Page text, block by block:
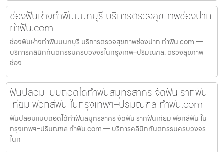
ช่องฟันห่างทำฟันนนทบุรี บริการตรวจสุขภาพช่องปาก
ทำฟัน.com
ช่องฟันห่างทำฟันนนทบุรี บริการตรวจสุขภาพช่องปาก ทำฟัน.com —
บริการคลินิกทันตกรรมครบวงจรในกรุงเทพ–ปริมณฑล: ตรวจสุขภาพ
ช่อง
ฟันปลอมแบบถอดได้ทำฟันสมุทรสาคร จัดฟัน รากฟัน
เทียม ฟอกสีฟัน ในกรุงเทพฯ–ปริมณฑล ทำฟัน.com
ฟันปลอมแบบถอดได้ทำฟันสมุทรสาคร จัดฟัน รากฟันเทียม ฟอกสีฟัน ใน
กรุงเทพฯ–ปริมณฑล ทำฟัน.com — บริการคลินิกทันตกรรมครบวงจร
ในก